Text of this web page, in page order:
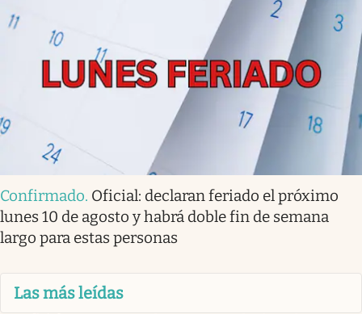
Confirmado. Oficial: declaran feriado el próximo
lunes 10 de agosto y habrá doble fin de semana
largo para estas personas
Las más leídas